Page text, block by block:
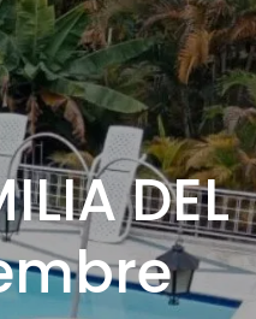
DEL